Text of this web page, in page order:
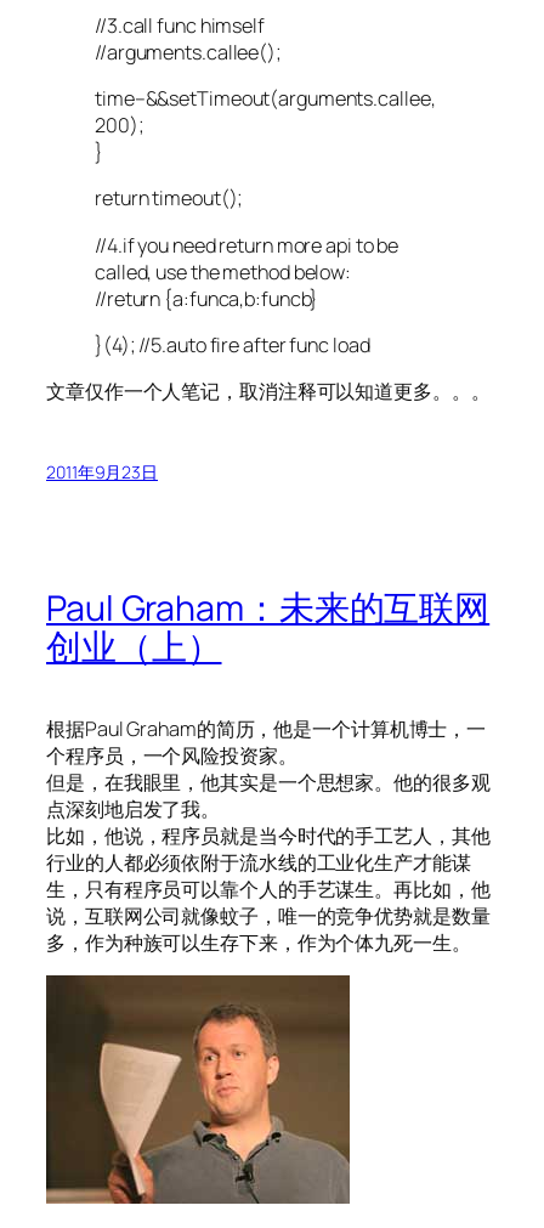
//3.call func himself
//arguments.callee();
time–&&setTimeout(arguments.callee,
200);
}
return timeout();
//4.if you need return more api to be
called, use the method below:
//return {a:funca,b:funcb}
}(4); //5.auto fire after func load
文章仅作一个人笔记，取消注释可以知道更多。。。
2011年9月23日
Paul Graham：未来的互联网
创业（上）
根据Paul Graham的简历，他是一个计算机博士，一
个程序员，一个风险投资家。
但是，在我眼里，他其实是一个思想家。他的很多观
点深刻地启发了我。
比如，他说，程序员就是当今时代的手工艺人，其他
行业的人都必须依附于流水线的工业化生产才能谋
生，只有程序员可以靠个人的手艺谋生。再比如，他
说，互联网公司就像蚊子，唯一的竞争优势就是数量
多，作为种族可以生存下来，作为个体九死一生。